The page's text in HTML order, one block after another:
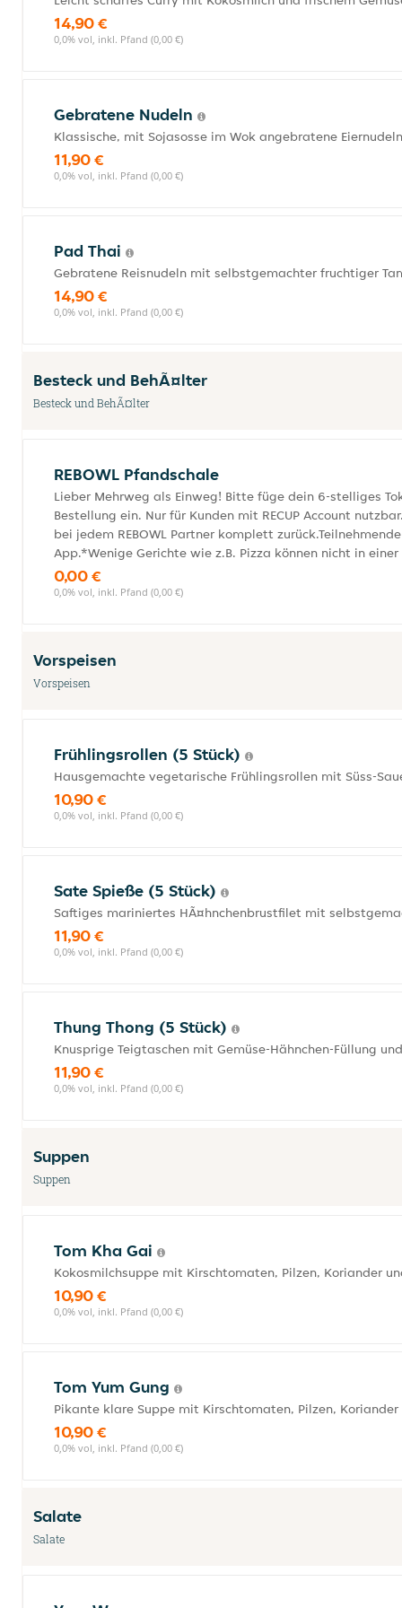
14,90 €
0,0% vol, inkl. Pfand (0,00 €)
Gebratene Nudeln
Klassische, mit Sojasosse im Wok angebratene
11,90 €
0,0% vol, inkl. Pfand (0,00 €)
Pad Thai
Gebratene Reisnudeln mit selbstgemachter fruchtiger
14,90 €
0,0% vol, inkl. Pfand (0,00 €)
Besteck und BehÃ¤lter
Besteck und BehÃ¤lter
REBOWL Pfandschale
Lieber Mehrweg als Einweg! Bitte füge dein 6-stelliges
Bestellung ein. Nur für Kunden mit RECUP Account
bei jedem REBOWL Partner komplett
App.*Wenige Gerichte wie z.B. Pizza können nicht in
0,00 €
0,0% vol, inkl. Pfand (0,00 €)
Vorspeisen
Vorspeisen
Frühlingsrollen (5 Stück)
Hausgemachte vegetarische Frühlingsrollen mit Süss-
10,90 €
0,0% vol, inkl. Pfand (0,00 €)
Sate Spieße (5 Stück)
Saftiges mariniertes HÃ¤hnchenbrustfilet mit
11,90 €
0,0% vol, inkl. Pfand (0,00 €)
Thung Thong (5 Stück)
Knusprige Teigtaschen mit Gemüse-Hähnchen-Füllung
11,90 €
0,0% vol, inkl. Pfand (0,00 €)
Suppen
Suppen
Tom Kha Gai
Kokosmilchsuppe mit Kirschtomaten, Pilzen, Koriander
10,90 €
0,0% vol, inkl. Pfand (0,00 €)
Tom Yum Gung
Pikante klare Suppe mit Kirschtomaten, Pilzen,
10,90 €
0,0% vol, inkl. Pfand (0,00 €)
Salate
Salate